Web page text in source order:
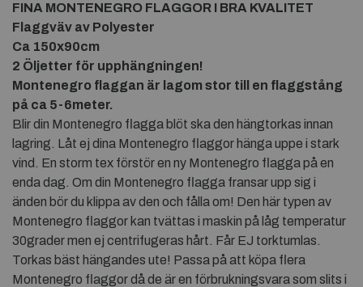
FINA MONTENEGRO FLAGGOR I BRA KVALITET
Flaggväv av Polyester
Ca 150x90cm
2 Öljetter för upphängningen!
Montenegro flaggan är lagom stor till en flaggstång
på ca 5-6meter.
Blir din Montenegro flagga blöt ska den hängtorkas innan
lagring. Låt ej dina Montenegro flaggor hänga uppe i stark
vind. En storm tex förstör en ny Montenegro flagga på en
enda dag. Om din Montenegro flagga fransar upp sig i
änden bör du klippa av den och fålla om! Den här typen av
Montenegro flaggor kan tvättas i maskin på låg temperatur
30grader men ej centrifugeras hårt. Får EJ torktumlas.
Torkas bäst hängandes ute! Passa på att köpa flera
Montenegro flaggor då de är en förbrukningsvara som slits i